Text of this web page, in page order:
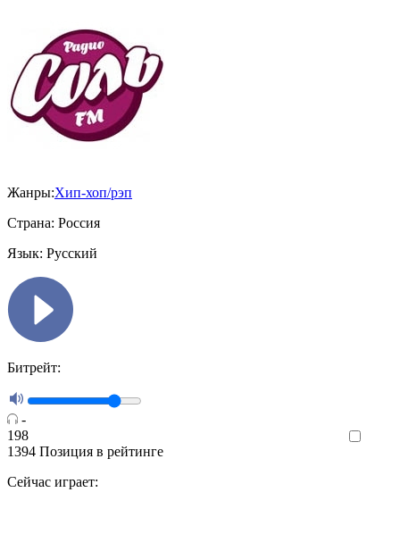
Жанры:Хип-хоп/рэп
Страна: Россия
Язык: Русский
Битрейт:
-
198
1394 Позиция в рейтинге
Сейчас играет: